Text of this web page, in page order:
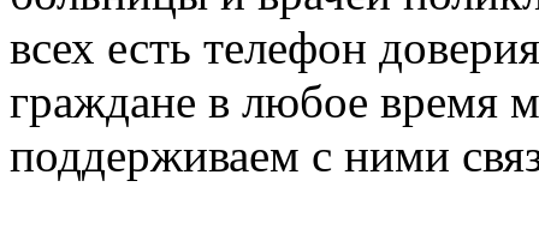
всех есть телефон
граждане в любое время
поддерживаем с ними